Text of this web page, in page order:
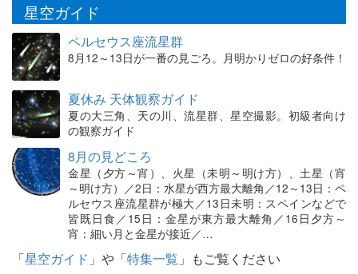
星空ガイド
ペルセウス座流星群
8月12～13日が一番の見ごろ。月明かりゼロの好条件！
夏休み 天体観察ガイド
夏の大三角、天の川、流星群、星空撮影。初級者向け
の観察ガイド
8月の見どころ
金星（夕方～宵）、火星（未明～明け方）、土星（宵
～明け方）／2日：水星が西方最大離角／12～13日：ペ
ルセウス座流星群が極大／13日未明：スペインなどで
皆既日食／15日：金星が東方最大離角／16日夕方～
宵：細い月と金星が接近／…
「星空ガイド 」や「特集一覧 」もご覧ください